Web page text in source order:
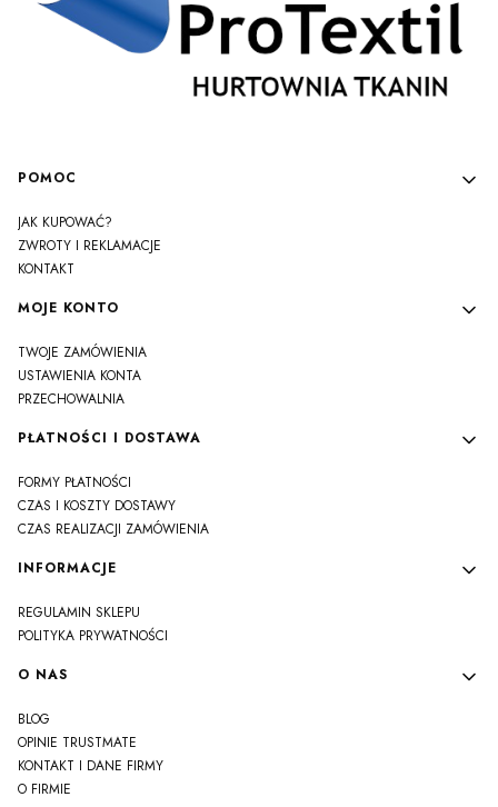
Linki w stopce
POMOC
JAK KUPOWAĆ?
ZWROTY I REKLAMACJE
KONTAKT
MOJE KONTO
TWOJE ZAMÓWIENIA
USTAWIENIA KONTA
PRZECHOWALNIA
PŁATNOŚCI I DOSTAWA
FORMY PŁATNOŚCI
CZAS I KOSZTY DOSTAWY
CZAS REALIZACJI ZAMÓWIENIA
INFORMACJE
REGULAMIN SKLEPU
POLITYKA PRYWATNOŚCI
O NAS
BLOG
OPINIE TRUSTMATE
KONTAKT I DANE FIRMY
O FIRMIE